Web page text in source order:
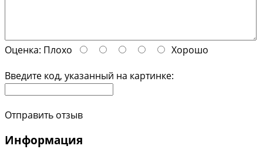
Оценка: Плохо
Хорошо
Введите код, указанный на картинке:
Отправить отзыв
Информация